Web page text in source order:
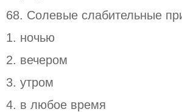
68. Солевые слабительные
1. ночью
2. вечером
3. утром
4. в любое время